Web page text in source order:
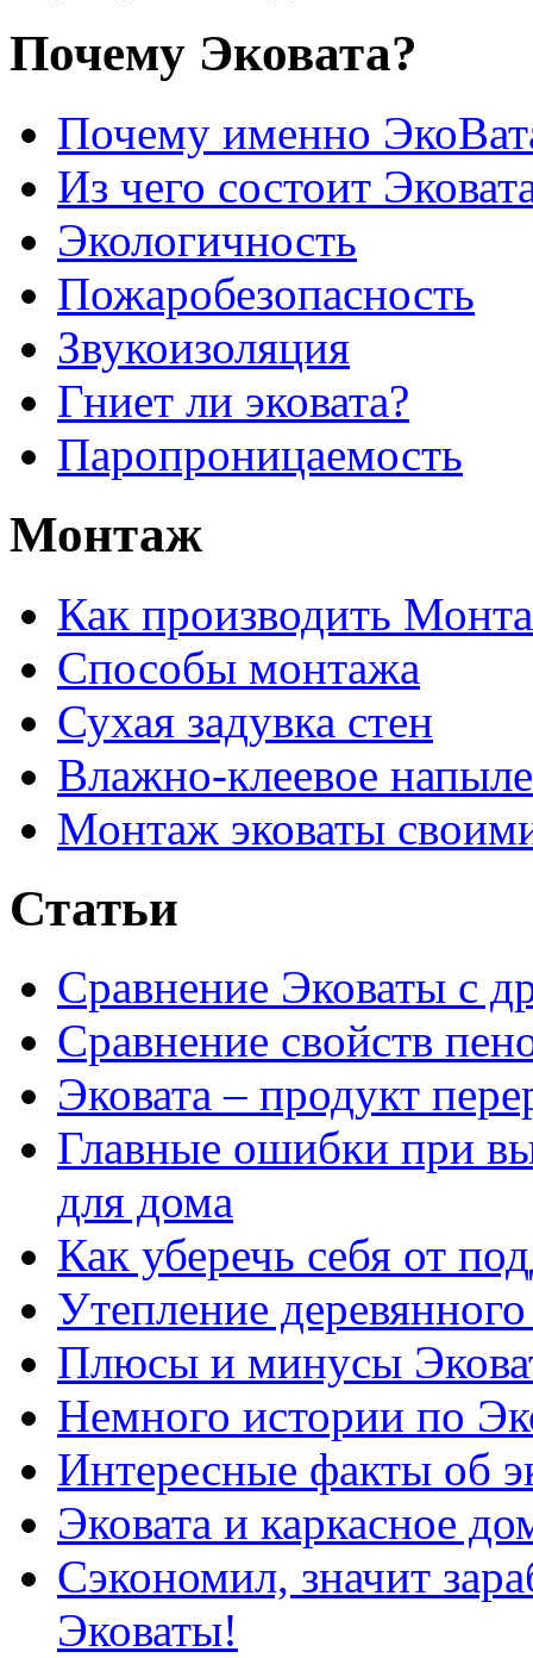
Почему Эковата?
Почему именно
Из чего состоит
Экологичность
Пожаробезопасность
Звукоизоляция
Гниет ли эковата?
Паропроницаемость
Монтаж
Как производить
Способы монтажа
Сухая задувка стен
Влажно-клеевое
Монтаж эковаты
Статьи
Сравнение Эковаты с
Сравнение свойств
Эковата – продукт
Главные ошибки при
для дома
Как уберечь себя от
Утепление
Плюсы и минусы
Немного истории по
Интересные факты об
Эковата и каркасное
Сэкономил, значит
Эковаты!